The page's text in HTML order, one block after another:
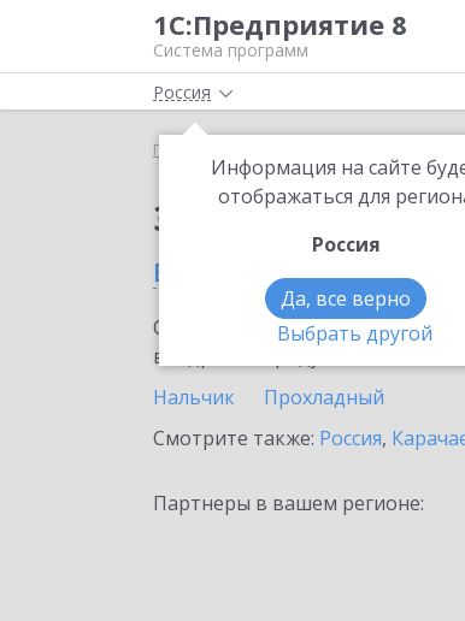
1С:Предприятие 8
Система программ
Россия
Информация на сайте
отображаться для
Россия
Да, все верно
Выбрать другой
Главная
Заказать
в Кабардино-
Ознакомьтесь с
внедрение продукта.
Нальчик
Прохладный
Смотрите также: Россия,
Партнеры в вашем регионе: